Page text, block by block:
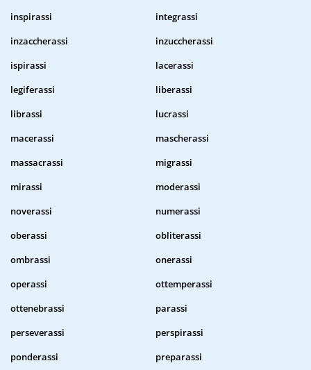
inspirassi
integrassi
inzaccherassi
inzuccherassi
ispirassi
lacerassi
legiferassi
liberassi
librassi
lucrassi
macerassi
mascherassi
massacrassi
migrassi
mirassi
moderassi
noverassi
numerassi
oberassi
obliterassi
ombrassi
onerassi
operassi
ottemperassi
ottenebrassi
parassi
perseverassi
perspirassi
ponderassi
preparassi